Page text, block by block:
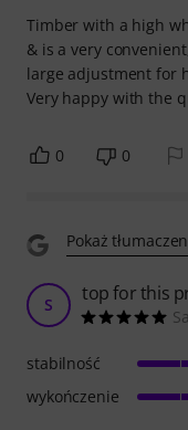
Timber with a high
& is a very
large adjustment for
Very happy with the
0 0
Pokaż
S top for this
stabilność
wykończenie